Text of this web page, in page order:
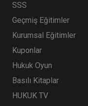
SSS
Geçmiş Eğitimler
Kurumsal Eğitimler
Kuponlar
Hukuk Oyun
Basılı Kitaplar
HUKUK TV